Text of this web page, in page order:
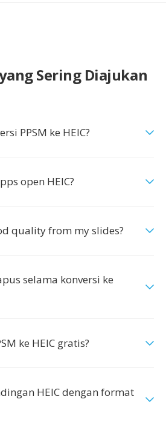
Sering Diajukan
PPSM ke HEIC?
open HEIC?
quality from my slides?
selama konversi ke
ke HEIC gratis?
HEIC dengan format